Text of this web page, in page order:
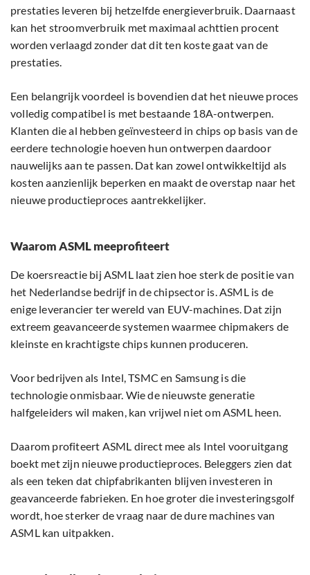
prestaties leveren bij hetzelfde energieverbruik. Daarnaast
kan het stroomverbruik met maximaal achttien procent
worden verlaagd zonder dat dit ten koste gaat van de
prestaties.
Een belangrijk voordeel is bovendien dat het nieuwe proces
volledig compatibel is met bestaande 18A-ontwerpen.
Klanten die al hebben geïnvesteerd in chips op basis van de
eerdere technologie hoeven hun ontwerpen daardoor
nauwelijks aan te passen. Dat kan zowel ontwikkeltijd als
kosten aanzienlijk beperken en maakt de overstap naar het
nieuwe productieproces aantrekkelijker.
Waarom ASML meeprofiteert
De koersreactie bij ASML laat zien hoe sterk de positie van
het Nederlandse bedrijf in de chipsector is. ASML is de
enige leverancier ter wereld van EUV-machines. Dat zijn
extreem geavanceerde systemen waarmee chipmakers de
kleinste en krachtigste chips kunnen produceren.
Voor bedrijven als Intel, TSMC en Samsung is die
technologie onmisbaar. Wie de nieuwste generatie
halfgeleiders wil maken, kan vrijwel niet om ASML heen.
Daarom profiteert ASML direct mee als Intel vooruitgang
boekt met zijn nieuwe productieproces. Beleggers zien dat
als een teken dat chipfabrikanten blijven investeren in
geavanceerde fabrieken. En hoe groter die investeringsgolf
wordt, hoe sterker de vraag naar de dure machines van
ASML kan uitpakken.